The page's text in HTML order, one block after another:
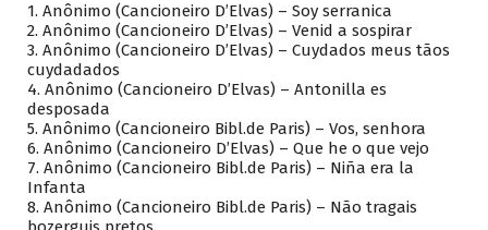
1. Anônimo (Cancioneiro D’Elvas) – Soy serranica
2. Anônimo (Cancioneiro D’Elvas) – Venid a sospirar
3. Anônimo (Cancioneiro D’Elvas) – Cuydados meus tãos
cuydadados
4. Anônimo (Cancioneiro D’Elvas) – Antonilla es
desposada
5. Anônimo (Cancioneiro Bibl.de Paris) – Vos, senhora
6. Anônimo (Cancioneiro D’Elvas) – Que he o que vejo
7. Anônimo (Cancioneiro Bibl.de Paris) – Niña era la
Infanta
8. Anônimo (Cancioneiro Bibl.de Paris) – Não tragais